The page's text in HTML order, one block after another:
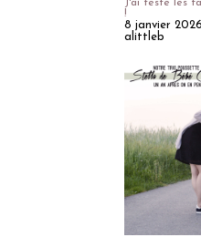
J'ai testé les
!
8 janvier 2026
alittleb